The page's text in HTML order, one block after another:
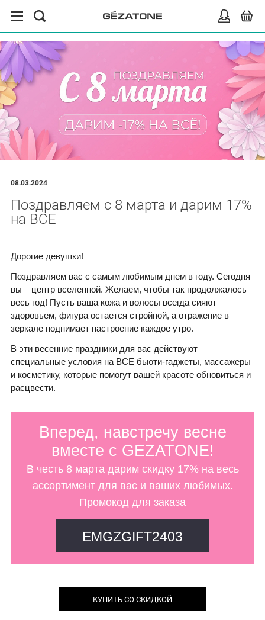
08.03.2024
Поздравляем с 8 марта и дарим 17%
на ВСЕ
Дорогие девушки!
Поздравляем вас с самым любимым днем в году. Сегодня
вы – центр вселенной. Желаем, чтобы так продолжалось
весь год! Пусть ваша кожа и волосы всегда сияют
здоровьем, фигура остается стройной, а отражение в
зеркале поднимает настроение каждое утро.
В эти весенние праздники для вас действуют
специальные условия на ВСЕ бьюти-гаджеты, массажеры
и косметику, которые помогут вашей красоте обновиться и
расцвести.
Вперед, навстречу весне
вместе с GEZATONE!
В честь 8 марта дарим скидку 17% на весь
ассортимент для вас и ваших любимых.
Промокод для заказа
EMGZGIFT2403
КУПИТЬ СО СКИДКОЙ